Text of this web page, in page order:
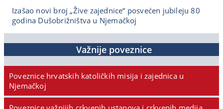
Izašao novi broj „Žive zajednice“ posvećen jubileju 80
godina Dušobrižništva u Njemačkoj
Važnije poveznice
Poveznice hrvatskih katoličkih misija i zajednica u
Njemačkoj